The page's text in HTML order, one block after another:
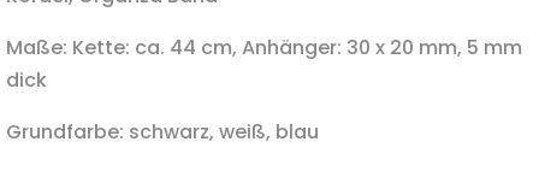
Maße: Kette: ca. 44 cm, Anhänger: 30 x 20 mm, 5 mm
dick
Grundfarbe: schwarz, weiß, blau